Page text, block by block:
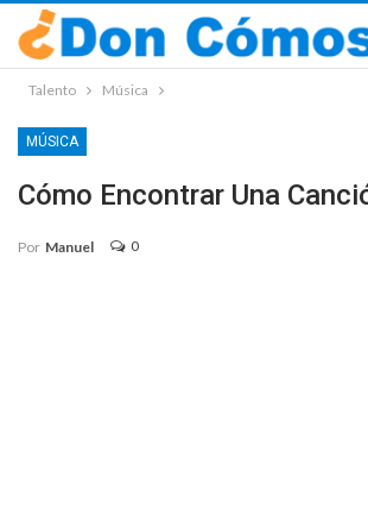
Talento Música
MÚSICA
Cómo Encontrar Una
Por Manuel 0